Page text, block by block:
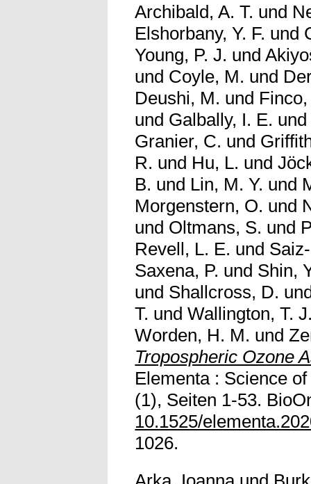
Archibald, A. T. und
Elshorbany, Y. F. und
Young, P. J. und
und Coyle, M. und
Deushi, M. und
und Galbally, I. E.
Granier, C. und
R. und Hu, L. und
B. und Lin, M. Y. und
Morgenstern, O. und
und Oltmans, S. und
Revell, L. E. und
Saxena, P. und Shin,
und Shallcross, D.
T. undWallington, T.
Worden, H. M. und
Tropospheric Ozone
Elementa : Science
(1), Seiten 1-53.
10.1525/
1026.